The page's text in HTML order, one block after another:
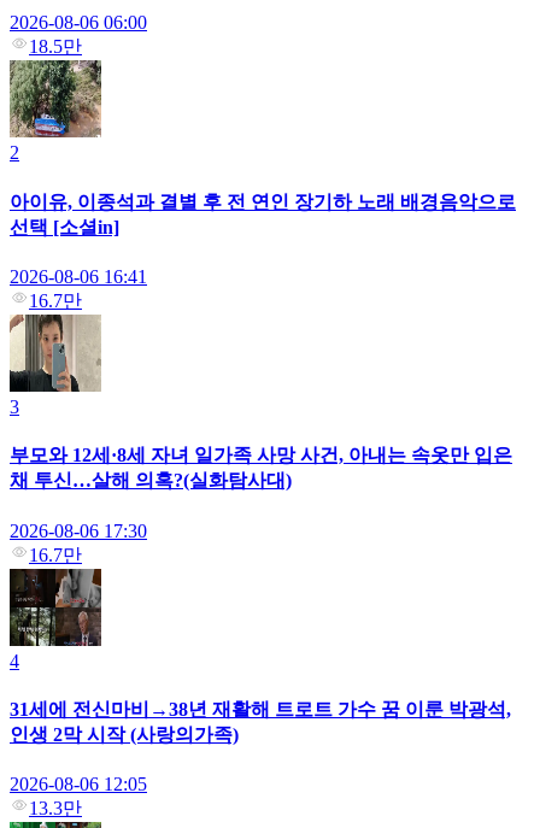
2026-08-06 06:00
18.5만
2
아이유, 이종석과 결별 후 전 연인 장기하 노래 배경음악으로
선택 [소셜in]
2026-08-06 16:41
16.7만
3
부모와 12세·8세 자녀 일가족 사망 사건, 아내는 속옷만 입은
채 투신…살해 의혹?(실화탐사대)
2026-08-06 17:30
16.7만
4
31세에 전신마비→38년 재활해 트로트 가수 꿈 이룬 박광석,
인생 2막 시작 (사랑의가족)
2026-08-06 12:05
13.3만